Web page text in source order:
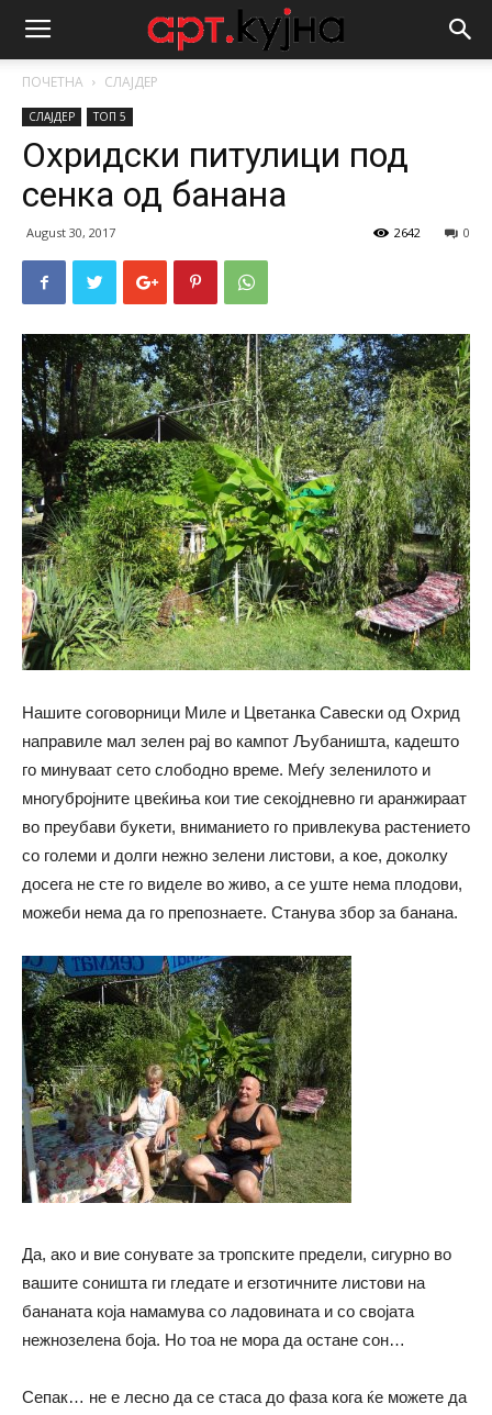
ПОЧЕТНА СЛАЈДЕР
СЛАЈДЕР ТОП 5
Охридски питулици под
сенка од банана
August 30, 2017 0
2642
Нашите соговорници Миле и Цветанка Савески од Охрид
направиле мал зелен рај во кампот Љубаништа, кадешто
го минуваат сето слободно време. Меѓу зеленилото и
многубројните цвеќиња кои тие секојдневно ги аранжираат
во преубави букети, вниманието го привлекува растението
со големи и долги нежно зелени листови, а кое, доколку
досега не сте го виделе во живо, а се уште нема плодови,
можеби нема да го препознаете. Станува збор за банана.
Да, ако и вие сонувате за тропските предели, сигурно во
вашите соништа ги гледате и егзотичните листови на
бананата која намамува со ладовината и со својата
нежнозелена боја. Но тоа не мора да остане сон…
Сепак… не е лесно да се стаса до фаза кога ќе можете да